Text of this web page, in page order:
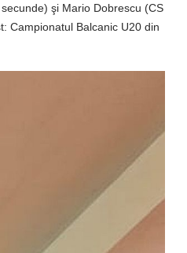
şi Mario Dobrescu (CS
Campionatul Balcanic U20 din